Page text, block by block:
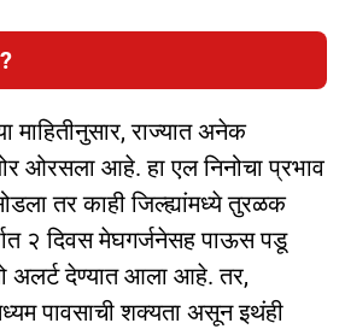
माहितीनुसार, राज्यात अनेक
ओरसला आहे. हा एल निनोचा प्रभाव
तर काही जिल्ह्यांमध्ये तुरळक
२ दिवस मेघगर्जनेसह पाऊस पडू
अलर्ट देण्यात आला आहे. तर,
पावसाची शक्यता असून इथंही